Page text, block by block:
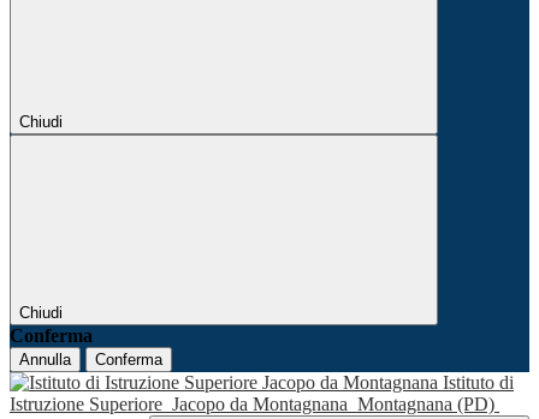
Chiudi
Chiudi
Conferma
Annulla Conferma
Istituto di
Istruzione Superiore Jacopo da Montagnana Montagnana (PD)